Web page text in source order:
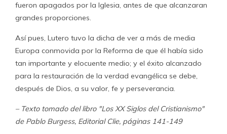
fueron apagados por la Iglesia, antes de que alcanzaran
grandes proporciones.
Así pues, Lutero tuvo la dicha de ver a más de media
Europa conmovida por la Reforma de que él había sido
tan importante y elocuente medio; y el éxito alcanzado
para la restauración de la verdad evangélica se debe,
después de Dios, a su valor, fe y perseverancia.
– Texto tomado del libro "Los XX Siglos del Cristianismo"
de Pablo Burgess, Editorial Clie, páginas 141-149